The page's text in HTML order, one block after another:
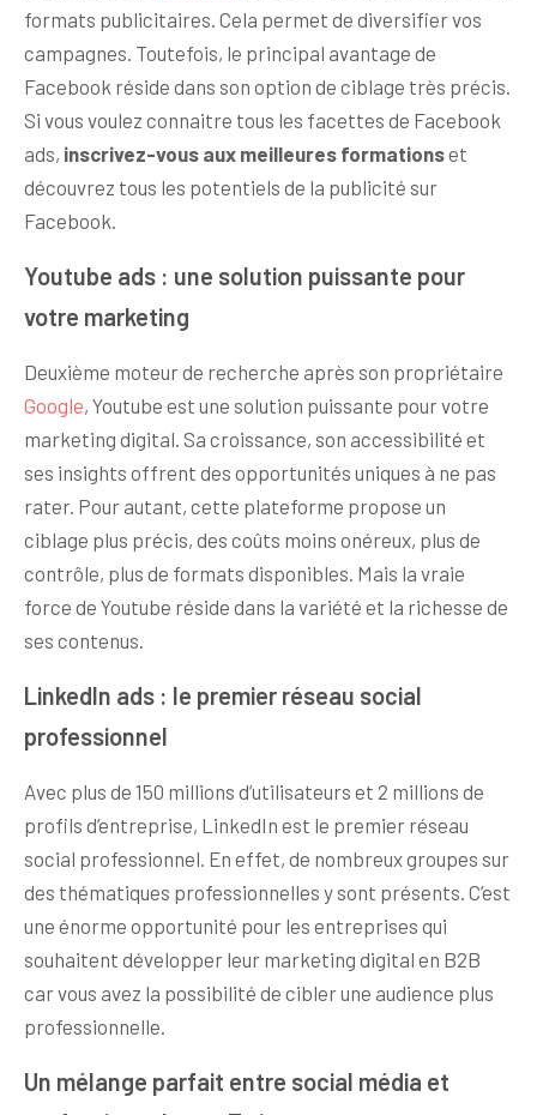
formats publicitaires. Cela permet de diversifier vos
campagnes. Toutefois, le principal avantage de
Facebook réside dans son option de ciblage très précis.
Si vous voulez connaitre tous les facettes de Facebook
ads, inscrivez-vous aux meilleures formationset
découvrez tous les potentiels de la publicité sur
Facebook.
Youtube ads : une solution puissante pour
votre marketing
Deuxième moteur de recherche après son propriétaire
Google, Youtube est une solution puissante pour votre
marketing digital. Sa croissance, son accessibilité et
ses insights offrent des opportunités uniques à ne pas
rater. Pour autant, cette plateforme propose un
ciblage plus précis, des coûts moins onéreux, plus de
contrôle, plus de formats disponibles. Mais la vraie
force de Youtube réside dans la variété et la richesse de
ses contenus.
LinkedIn ads : le premier réseau social
professionnel
Avec plus de 150 millions d’utilisateurs et 2 millions de
profils d’entreprise, LinkedIn est le premier réseau
social professionnel. En effet, de nombreux groupes sur
des thématiques professionnelles y sont présents. C’est
une énorme opportunité pour les entreprises qui
souhaitent développer leur marketing digital en B2B
car vous avez la possibilité de cibler une audience plus
professionnelle.
Un mélange parfait entre social média et